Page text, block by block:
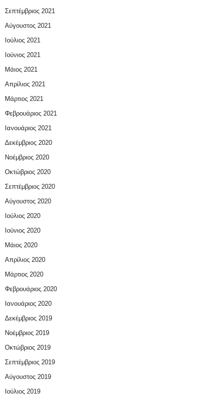
Σεπτέμβριος 2021
Αύγουστος 2021
Ιούλιος 2021
Ιούνιος 2021
Μάιος 2021
Απρίλιος 2021
Μάρτιος 2021
Φεβρουάριος 2021
Ιανουάριος 2021
Δεκέμβριος 2020
Νοέμβριος 2020
Οκτώβριος 2020
Σεπτέμβριος 2020
Αύγουστος 2020
Ιούλιος 2020
Ιούνιος 2020
Μάιος 2020
Απρίλιος 2020
Μάρτιος 2020
Φεβρουάριος 2020
Ιανουάριος 2020
Δεκέμβριος 2019
Νοέμβριος 2019
Οκτώβριος 2019
Σεπτέμβριος 2019
Αύγουστος 2019
Ιούλιος 2019